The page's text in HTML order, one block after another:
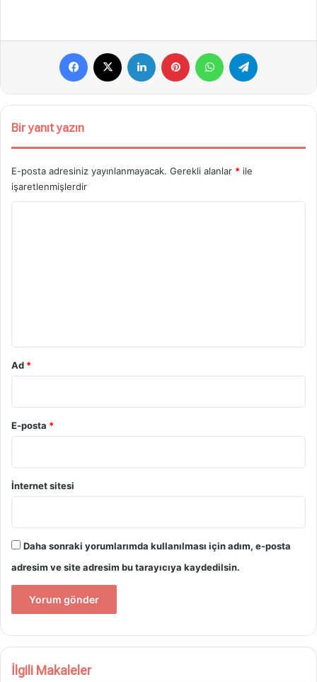
Facebook LinkedIn Pinterest WhatsApp
Bir yanıt yazın
E-posta adresiniz yayınlanmayacak. Gerekli alanlar * ile
işaretlenmişlerdir
Ad *
E-posta *
İnternet sitesi
Daha sonraki yorumlarımda kullanılması için adım, e-posta
adresim ve site adresim bu tarayıcıya kaydedilsin.
İlgili Makaleler